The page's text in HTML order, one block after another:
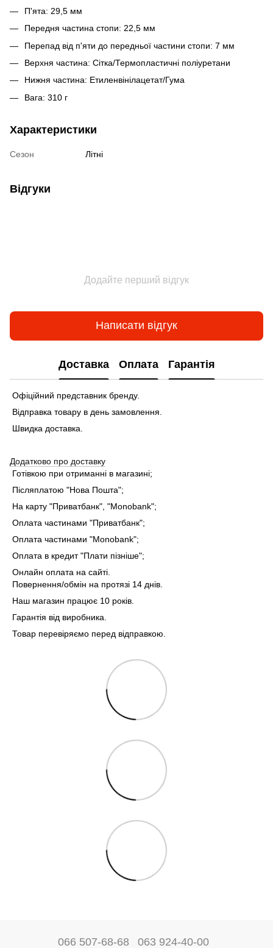
П'ята: 29,5 мм
Передня частина стопи: 22,5 мм
Перепад від п'яти до передньої частини стопи: 7 мм
Верхня частина: Сітка/Термопластичні поліуретани
Нижня частина: Етиленвінілацетат/Гума
Вага: 310 г
Характеристики
Сезон Літні
Відгуки
Додайте перший відгук
Написати відгук
Доставка Оплата Гарантія
Офіційний представник бренду.
Відправка товару в день замовлення.
Швидка доставка.
Додатково про доставку
Готівкою при отриманні в магазині;
Післяплатою "Нова Пошта";
На карту "Приватбанк", "Monobank";
Оплата частинами "Приватбанк";
Оплата частинами "Monobank";
Оплата в кредит "Плати пізніше";
Онлайн оплата на сайті.
Повернення/обмін на протязі 14 днів.
Наш магазин працює 10 років.
Гарантія від виробника.
Товар перевіряємо перед відправкою.
066 507-68-68 063 924-40-00